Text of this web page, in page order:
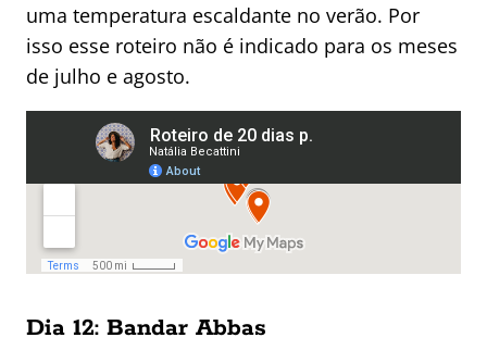
uma temperatura escaldante no verão. Por
isso esse roteiro não é indicado para os meses
de julho e agosto.
Dia 12: Bandar Abbas